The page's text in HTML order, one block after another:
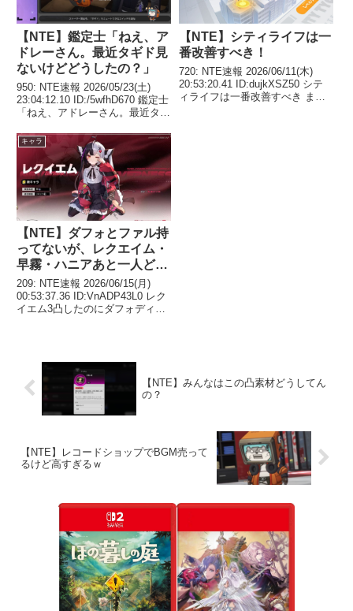
【NTE】鑑定士「ねえ、ア
ドレーさん。最近タギド見
ないけどどうしたの？」
950: NTE速報 2026/05/23(土)
23:04:12.10 ID:/5wfhD670 鑑定士
「ねえ、アドレーさん。最近タギ
963: NTE速報 2026/05/23(土)
23:06:37.79 I...
【NTE】シティライフは一
番改善すべき！
720: NTE速報 2026/06/11(木)
20:53:20.41 ID:dujkXSZ50 シテ
ィライフは一番改善すべき まず
キャラ
【NTE】ダフォとファル持
ってないが、レクエイム・
早霧・ハニアあと一人どう
すれば？
209: NTE速報 2026/06/15(月)
00:53:37.36 ID:VnADP43L0 レク
イエム3凸したのにダフォディル
NTE速...
【NTE】みんなはこの凸素材どうしてん
の？
【NTE】レコードショップでBGM売って
るけど高すぎるｗ